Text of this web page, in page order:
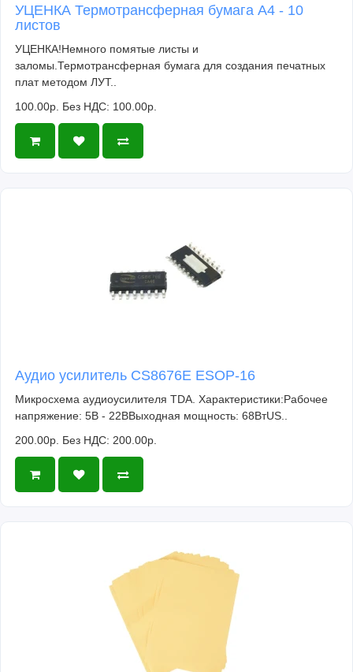
УЦЕНКА Термотрансферная бумага А4 - 10
листов
УЦЕНКА!Немного помятые листы и
заломы.Термотрансферная бумага для создания печатных
плат методом ЛУТ..
100.00р. Без НДС: 100.00р.
Аудио усилитель CS8676E ESOP-16
Микросхема аудиоусилителя TDA. Характеристики:Рабочее
напряжение: 5В - 22ВВыходная мощность: 68ВтUS..
200.00р. Без НДС: 200.00р.